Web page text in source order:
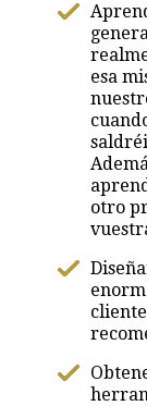
esa
otro